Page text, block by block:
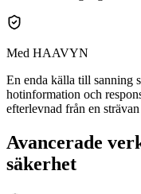
Med HAAVYN
En enda källa till sanning
hotinformation och
efterlevnad från en
Avancerade
säkerhet